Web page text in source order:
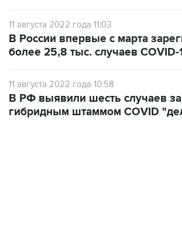
11 августа 2022 года 11:03
В России впервые с марта
более 25,8 тыс. случаев СOVID-
11 августа 2022 года 10:58
В РФ выявили шесть случаев
гибридным штаммом COVID